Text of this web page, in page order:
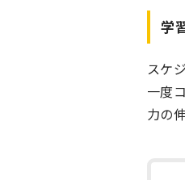
学
スケ
一度
力の